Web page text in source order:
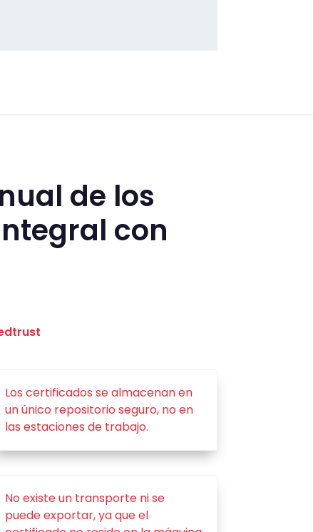
de los
con
Los certificados se almacenan en
un único repositorio seguro, no en
las estaciones de trabajo.
No existe un transporte ni se
puede exportar, ya que el